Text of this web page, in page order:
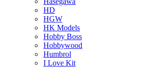
HD
HGW
HK Models
Hobby Boss
Hobbywood
Humbrol
I Love Kit